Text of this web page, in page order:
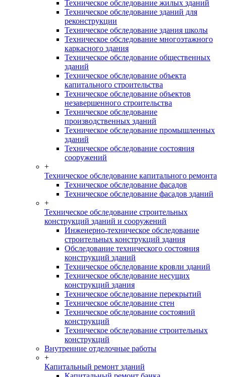
Техническое обследование жилых зданий
Техническое обследование зданий для
реконструкции
Техническое обследование здания школы
Техническое обследование многоэтажного
каркасного здания
Техническое обследование общественных
зданий
Техническое обследование объекта
капитального строительства
Техническое обследование объектов
незавершенного строительства
Техническое обследование
производственных зданий
Техническое обследование промышленных
зданий
Техническое обследование состояния
сооружений
+
Техническое обследование капитального ремонта
Техническое обследование фасадов
Техническое обследование фасадов зданий
+
Техническое обследование строительных
конструкций зданий и сооружений
Инженерно-техническое обследование
строительных конструкций здания
Обследование технического состояния
конструкций зданий
Техническое обследование кровли зданий
Техническое обследование несущих
конструкций здания
Техническое обследование перекрытий
Техническое обследование стен
Техническое обследование состояний
конструкций
Техническое обследование строительных
конструкций
Внутренние отделочные работы
+
Капитальный ремонт зданий